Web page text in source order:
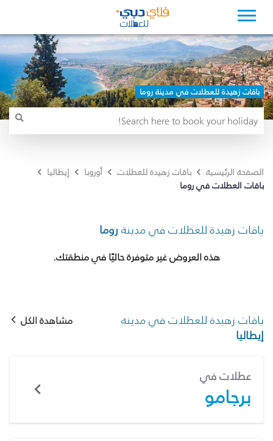
باقات زهيدة للعطلات في مدينة روما
الصفحة الرئيسية باقات زهيدة للعطلات أوروبا
إيطاليا
باقات العطلات في روما
باقات زهيدة للعطلات في مدينة روما
هذه العروض غير متوفرة حاليًا في منطقتك.
باقات زهيدة للعطلات في مدينة
إيطاليا
مشاهدة الكل
عطلات في
برجامو